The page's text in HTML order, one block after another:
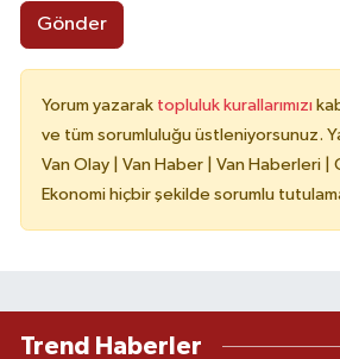
Gönder
Yorum yazarak topluluk kurallarımızı
ve tüm sorumluluğu üstleniyorsunuz.
Van Olay | Van Haber | Van Haberleri |
Ekonomi hiçbir şekilde sorumlu
Trend Haberler